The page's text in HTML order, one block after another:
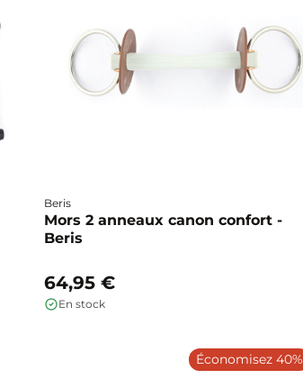
Beris
Mors 2 anneaux canon confort -
Beris
64,95 €
En stock
Économisez 40%